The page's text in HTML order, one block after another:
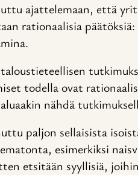
ajattelemaan, että
rationaalisia
todella ovat
nähdä
paljon sellaisista
esimerkiksi
etsitään syyllisiä,